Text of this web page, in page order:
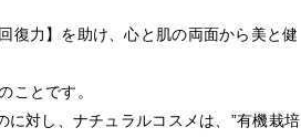
復力】を助け、心と肌の両面から美と健
ことです。
に対し、ナチュラルコスメは、”有機栽培